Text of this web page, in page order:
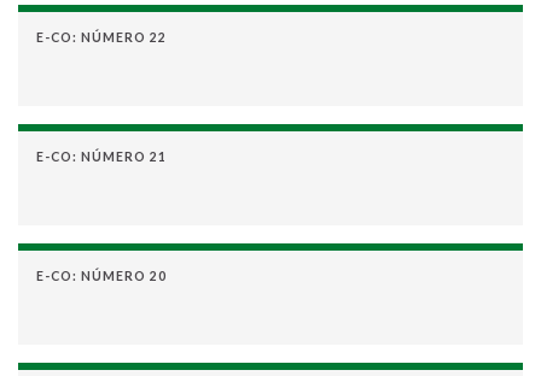
E-CO: NÚMERO 22
E-CO: NÚMERO 21
E-CO: NÚMERO 20